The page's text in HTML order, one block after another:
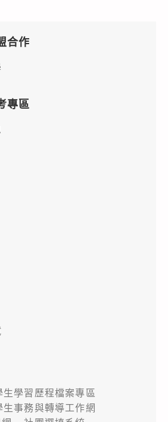
合作
專區
生學習歷程檔案專區
生事務與轉導工作網